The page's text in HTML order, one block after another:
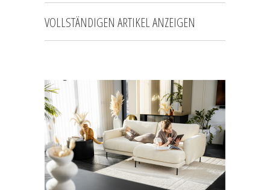
VOLLSTÄNDIGEN ARTIKEL ANZEIGEN